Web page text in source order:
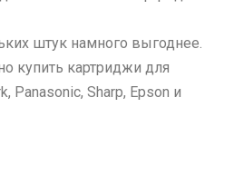
штук намного выгоднее.
купить картриджи для
Panasonic, Sharp, Epson и